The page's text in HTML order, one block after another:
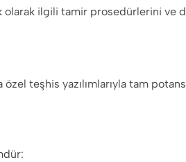
ilgili tamir prosedürlerini ve
teşhis yazılımlarıyla tam